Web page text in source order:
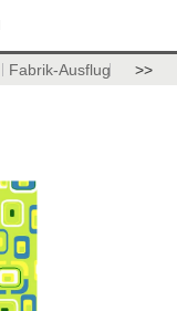
Fabrik-Ausflug >>